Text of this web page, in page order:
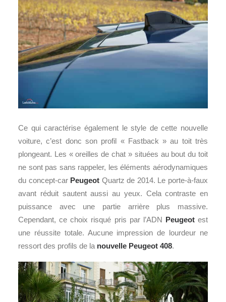
Ce qui caractérise également le style de cette nouvelle
voiture, c’est donc son profil « Fastback » au toit très
plongeant. Les « oreilles de chat » situées au bout du toit
ne sont pas sans rappeler, les éléments aérodynamiques
du concept-car Peugeot Quartz de 2014. Le porte-à-faux
avant réduit sautent aussi au yeux. Cela contraste en
puissance avec une partie arrière plus massive.
Cependant, ce choix risqué pris par l’ADN Peugeotest
une réussite totale. Aucune impression de lourdeur ne
ressort des profils de la nouvelle Peugeot 408.